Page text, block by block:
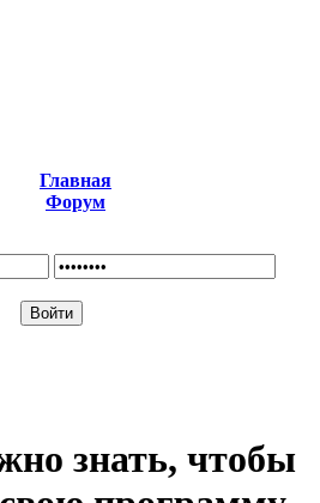
Главная
Форум
знать, чтобы